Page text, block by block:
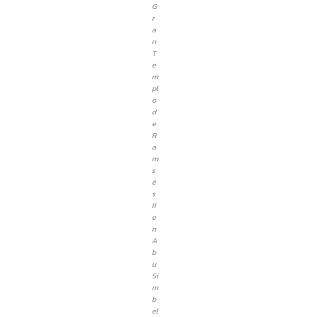
G
r
a
n
T
e
m
pl
o
d
e
R
a
m
s
é
s
II
e
n
A
b
u
Si
m
b
el